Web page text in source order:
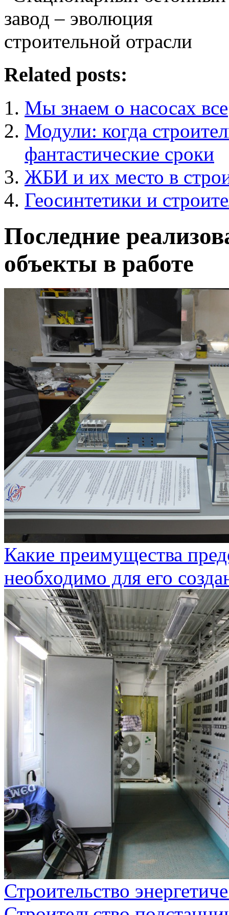
Related posts:
Мы знаем о насосах все
Модули: когда
фантастические сроки
ЖБИ и их место в
Геосинтетики и
Последние
объекты в работе
Какие преимущества
необходимо для его
Строительство